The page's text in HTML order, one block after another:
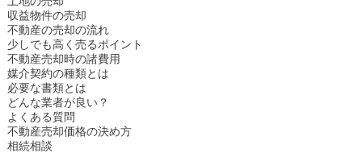
収益物件の売却
不動産の売却の流れ
少しでも高く売るポイント
不動産売却時の諸費用
媒介契約の種類とは
必要な書類とは
どんな業者が良い？
よくある質問
不動産売却価格の決め方
相続相談